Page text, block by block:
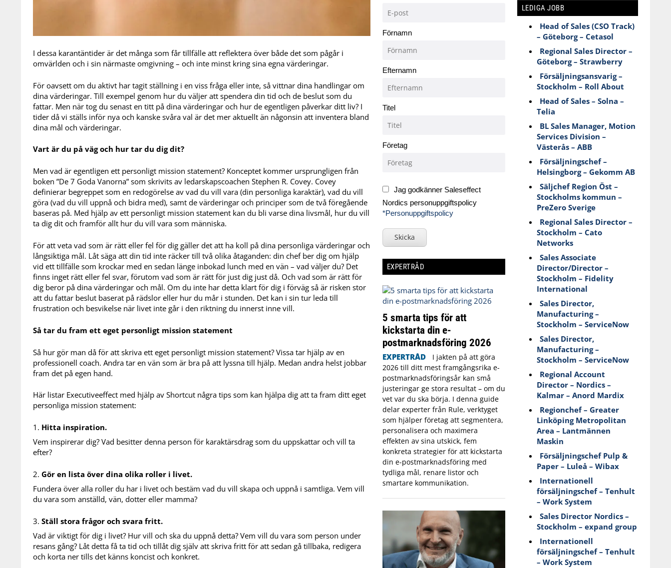
I dessa karantäntider är det många som får tillfälle att reflektera över både det som pågår i
omvärlden och i sin närmaste omgivning – och inte minst kring sina egna värderingar.
För oavsett om du aktivt har tagit ställning i en viss fråga eller inte, så vittnar dina handlingar om
dina värderingar. Till exempel genom hur du väljer att spendera din tid och de beslut som du
fattar. Men när tog du senast en titt på dina värderingar och hur de egentligen påverkar ditt liv? I
tider då vi ställs inför nya och kanske svåra val är det mer aktuellt än någonsin att inventera bland
dina mål och värderingar.
Vart är du på väg och hur tar du dig dit?
Men vad är egentligen ett personligt mission statement? Konceptet kommer ursprungligen från
boken ”De 7 Goda Vanorna” som skrivits av ledarskapscoachen Stephen R. Covey. Covey
definierar begreppet som en redogörelse av vad du vill vara (din personliga karaktär), vad du vill
göra (vad du vill uppnå och bidra med), samt de värderingar och principer som de två föregående
baseras på. Med hjälp av ett personligt mission statement kan du bli varse dina livsmål, hur du vill
ta dig dit och framför allt hur du vill vara som människa.
För att veta vad som är rätt eller fel för dig gäller det att ha koll på dina personliga värderingar och
långsiktiga mål. Låt säga att din tid inte räcker till två olika åtaganden: din chef ber dig om hjälp
vid ett tillfälle som krockar med en sedan länge inbokad lunch med en vän – vad väljer du? Det
finns inget rätt eller fel svar, förutom vad som är rätt för just dig just då. Och vad som är rätt för
dig beror på dina värderingar och mål. Om du inte har detta klart för dig i förväg så är risken stor
att du fattar beslut baserat på rädslor eller hur du mår i stunden. Det kan i sin tur leda till
frustration och besvikelse när livet inte går i den riktning du innerst inne vill.
Så tar du fram ett eget personligt mission statement
Så hur gör man då för att skriva ett eget personligt mission statement? Vissa tar hjälp av en
professionell coach. Andra tar en vän som är bra på att lyssna till hjälp. Medan andra helst jobbar
fram det på egen hand.
Här listar Executiveeffect med hjälp av Shortcut några tips som kan hjälpa dig att ta fram ditt eget
personliga mission statement:
Hitta inspiration.
Vem inspirerar dig? Vad besitter denna person för karaktärsdrag som du uppskattar och vill ta
efter?
Gör en lista över dina olika roller i livet.
Fundera över alla roller du har i livet och bestäm vad du vill skapa och uppnå i samtliga. Vem vill
du vara som anställd, vän, dotter eller mamma?
Ställ stora frågor och svara fritt.
Vad är viktigt för dig i livet? Hur vill och ska du uppnå detta? Vem vill du vara som person under
resans gång? Låt detta få ta tid och tillåt dig själv att skriva fritt för att sedan gå tillbaka, redigera
och korta ner tills det känns koncist och konkret.
Förnamn
Efternamn
Titel
Företag
Jag godkänner Saleseffect
Nordics personuppgiftspolicy
*Personuppgiftspolicy
Skicka
EXPERTRÅD
5 smarta tips för att
kickstarta din e-
postmarknadsföring 2026
EXPERTRÅD
I jakten på att göra
2026 till ditt mest framgångsrika e-
postmarknadsföringsår kan små
justeringar ge stora resultat – om du
vet var du ska börja. I denna guide
delar experter från Rule, verktyget
som hjälper företag att segmentera,
personalisera och maximera
effekten av sina utskick, fem
konkreta strategier för att kickstarta
din e-postmarknadsföring med
tydliga mål, renare listor och
smartare kommunikation.
LEDIGA JOBB
Head of Sales (CSO Track)
– Göteborg – Cetasol
Regional Sales Director –
Göteborg – Strawberry
Försäljningsansvarig –
Stockholm – Roll About
Head of Sales – Solna –
Telia
BL Sales Manager, Motion
Services Division –
Västerås – ABB
Försäljningschef –
Helsingborg – Gekomm AB
Säljchef Region Öst –
Stockholms kommun –
PreZero Sverige
Regional Sales Director –
Stockholm – Cato
Networks
Sales Associate
Director/Director –
Stockholm – Fidelity
International
Sales Director,
Manufacturing –
Stockholm – ServiceNow
Sales Director,
Manufacturing –
Stockholm – ServiceNow
Regional Account
Director – Nordics –
Kalmar – Anord Mardix
Regionchef – Greater
Linköping Metropolitan
Area – Lantmännen
Maskin
Försäljningschef Pulp &
Paper – Luleå – Wibax
Internationell
försäljningschef – Tenhult
– Work System
Sales Director Nordics –
Stockholm – expand group
Internationell
försäljningschef – Tenhult
– Work System